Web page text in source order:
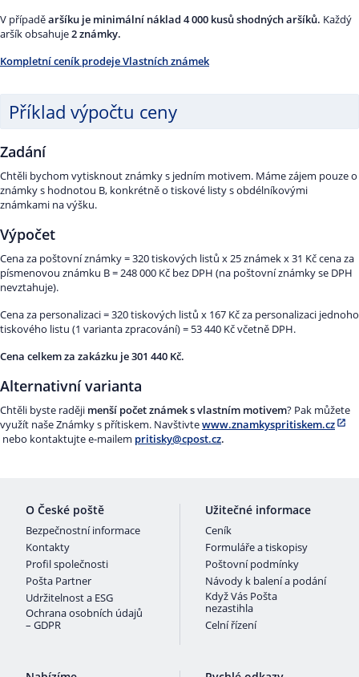
V případěaršíku je minimální náklad 4 000 kusů shodných aršíků. Každý
aršík obsahuje2 známky.
Kompletní ceník prodeje Vlastních známek
Příklad výpočtu ceny
Zadání
Chtěli bychom vytisknout známky s jedním motivem. Máme zájem pouze o
známky s hodnotou B, konkrétně o tiskové listy s obdélníkovými
známkami na výšku.
Výpočet
Cena za poštovní známky = 320 tiskových listů x 25 známek x 31 Kč cena za
písmenovou známku B = 248 000 Kč bez DPH (na poštovní známky se DPH
nevztahuje).
Cena za personalizaci = 320 tiskových listů x 167 Kč za personalizaci jednoho
tiskového listu (1 varianta zpracování) = 53 440 Kč včetně DPH.
Cena celkem za zakázku je 301 440 Kč.
Alternativní varianta
Chtěli byste raději menší počet známek s vlastním motivem? Pak můžete
využít naše Známky s přítiskem. Navštivtewww.znamkyspritiskem.cz
nebo kontaktujte e-mailem pritisky@cpost.cz.
O České poště
Bezpečnostní informace
Kontakty
Profil společnosti
Pošta Partner
Udržitelnost a ESG
Ochrana osobních údajů
– GDPR
Užitečné informace
Ceník
Formuláře a tiskopisy
Poštovní podmínky
Návody k balení a podání
Když Vás Pošta
nezastihla
Celní řízení